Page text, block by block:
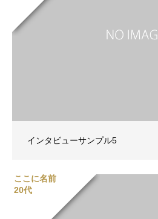
インタビューサンプル5
ここに名前
20代